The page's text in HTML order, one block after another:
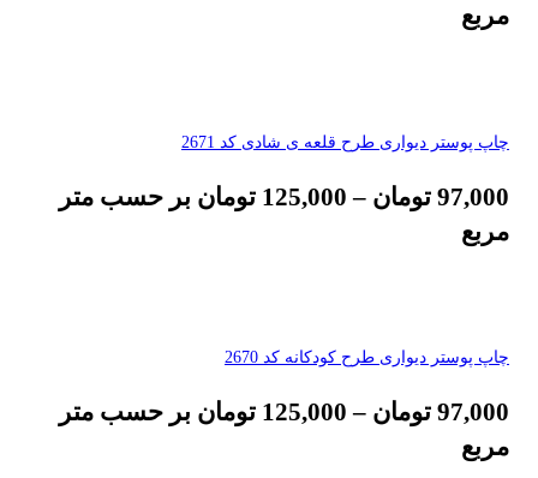
مربع
چاپ پوستر دیواری طرح قلعه ی شادی کد 2671
97,000 تومان –
125,000 تومان بر حسب متر
مربع
چاپ پوستر دیواری طرح کودکانه کد 2670
97,000 تومان –
125,000 تومان بر حسب متر
مربع